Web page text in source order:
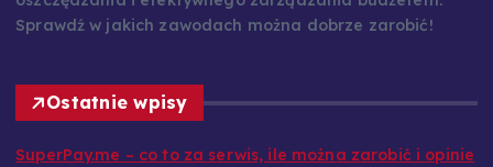
Sprawdź w jakich zawodach można dobrze zarobić!
Ostatnie wpisy
SuperPay.me – co to za serwis, ile można zarobić i opinie